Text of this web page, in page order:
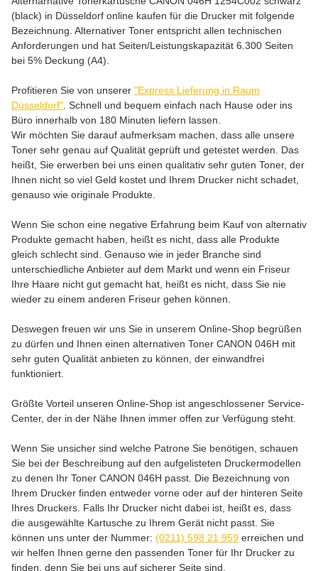
(black) in Düsseldorf online kaufen für die Drucker mit folgende
Bezeichnung. Alternativer Toner entspricht allen technischen
Anforderungen und hat Seiten/Leistungskapazität 6.300 Seiten
bei 5% Deckung (A4).
Profitieren Sie von unserer "Express Lieferung in Raum
Düsseldorf" . Schnell und bequem einfach nach Hause oder ins
Büro innerhalb von 180 Minuten liefern lassen.
Wir möchten Sie darauf aufmerksam machen, dass alle unsere
Toner sehr genau auf Qualität geprüft und getestet werden. Das
heißt, Sie erwerben bei uns einen qualitativ sehr guten Toner, der
Ihnen nicht so viel Geld kostet und Ihrem Drucker nicht schadet,
genauso wie originale Produkte.
Wenn Sie schon eine negative Erfahrung beim Kauf von alternativ
Produkte gemacht haben, heißt es nicht, dass alle Produkte
gleich schlecht sind. Genauso wie in jeder Branche sind
unterschiedliche Anbieter auf dem Markt und wenn ein Friseur
Ihre Haare nicht gut gemacht hat, heißt es nicht, dass Sie nie
wieder zu einem anderen Friseur gehen können.
Deswegen freuen wir uns Sie in unserem Online-Shop begrüßen
zu dürfen und Ihnen einen alternativen Toner CANON 046H mit
sehr guten Qualität anbieten zu können, der einwandfrei
funktioniert.
Größte Vorteil unseren Online-Shop ist angeschlossener Service-
Center, der in der Nähe Ihnen immer offen zur Verfügung steht.
Wenn Sie unsicher sind welche Patrone Sie benötigen, schauen
Sie bei der Beschreibung auf den aufgelisteten Druckermodellen
zu denen Ihr Toner CANON 046H passt. Die Bezeichnung von
Ihrem Drucker finden entweder vorne oder auf der hinteren Seite
Ihres Druckers. Falls Ihr Drucker nicht dabei ist, heißt es, dass
die ausgewählte Kartusche zu Ihrem Gerät nicht passt. Sie
können uns unter der Nummer: (0211) 598 21 959 erreichen und
wir helfen Ihnen gerne den passenden Toner für Ihr Drucker zu
finden, denn Sie bei uns auf sicherer Seite sind.